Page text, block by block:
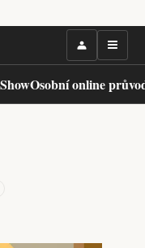
Osobní online